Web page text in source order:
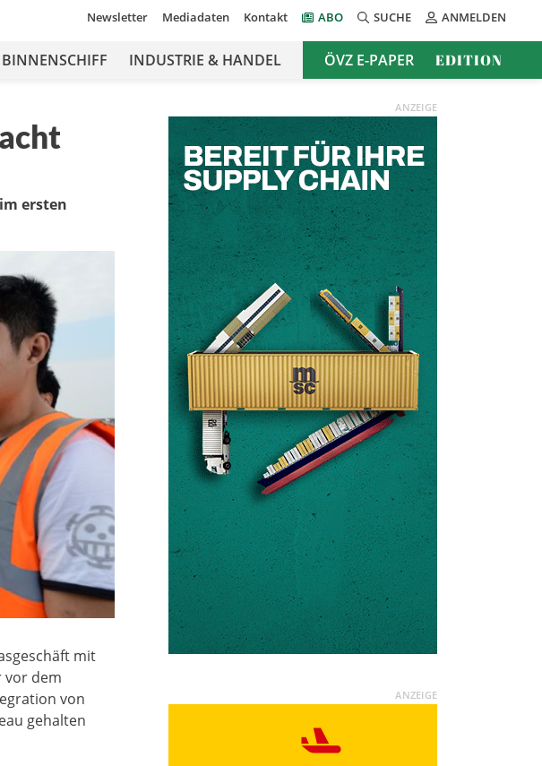
Newsletter Mediadaten Kontakt ABO SUCHE ANMELDEN
BINNENSCHIFF INDUSTRIE & HANDEL ÖVZ E-PAPER EDITION
ersten
mit
vor dem
von
gehalten
ANZEIGE
ANZEIGE